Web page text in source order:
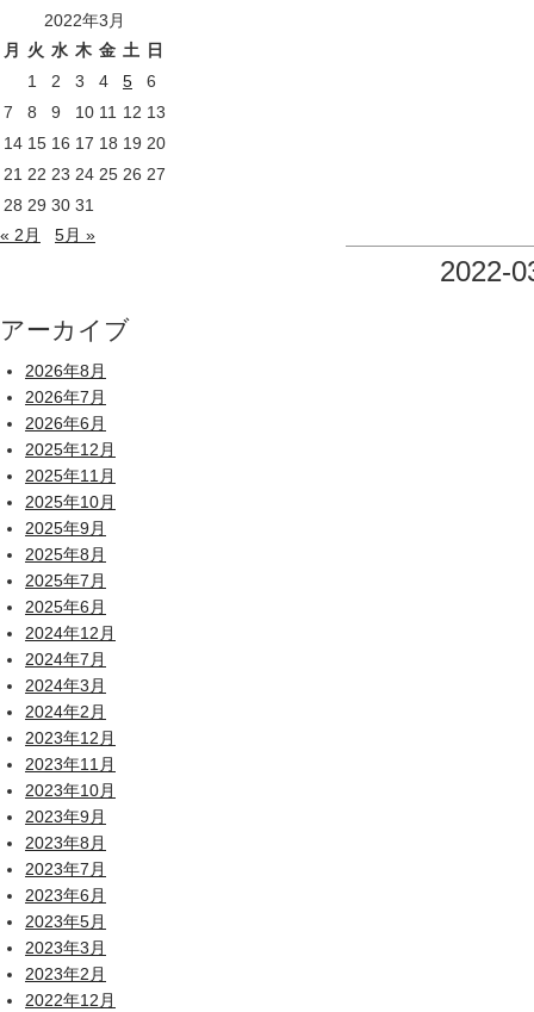
2022-
2022年3月
月
火 水 木 金 土 日
1
2 3 4 5
6
7
8 9 10 11 12 13
14 15 16 17 18 19 20
21 22 23 24 25 26 27
28 29 30 31
« 2月
5月 »
アーカイブ
2026年8月
2026年7月
2026年6月
2025年12月
2025年11月
2025年10月
2025年9月
2025年8月
2025年7月
2025年6月
2024年12月
2024年7月
2024年3月
2024年2月
2023年12月
2023年11月
2023年10月
2023年9月
2023年8月
2023年7月
2023年6月
2023年5月
2023年3月
2023年2月
2022年12月